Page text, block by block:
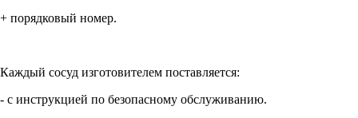
+ порядковый номер.
Каждый сосуд изготовителем поставляется:
- с инструкцией по безопасному обслуживанию.